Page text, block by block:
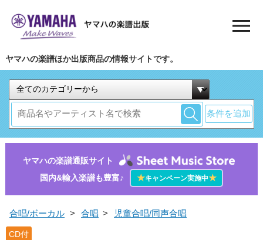
ヤマハの楽譜ほか出版商品の情報サイトです。
条件を追加
ヤマハの楽譜通販サイト
国内&輸入楽譜も豊富♪
★キャンペーン実施中★
合唱/ボーカル > 合唱 > 児童合唱/同声合唱
CD付